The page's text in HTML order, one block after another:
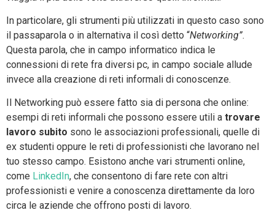
In particolare, gli strumenti più utilizzati in questo caso sono
il passaparola o in alternativa il così detto “Networking”.
Questa parola, che in campo informatico indica le
connessioni di rete fra diversi pc, in campo sociale allude
invece alla creazione di reti informali di conoscenze.
Il Networking può essere fatto sia di persona che online:
esempi di reti informali che possono essere utili a trovare
lavoro subito sono le associazioni professionali, quelle di
ex studenti oppure le reti di professionisti che lavorano nel
tuo stesso campo. Esistono anche vari strumenti online,
come LinkedIn, che consentono di fare rete con altri
professionisti e venire a conoscenza direttamente da loro
circa le aziende che offrono posti di lavoro.